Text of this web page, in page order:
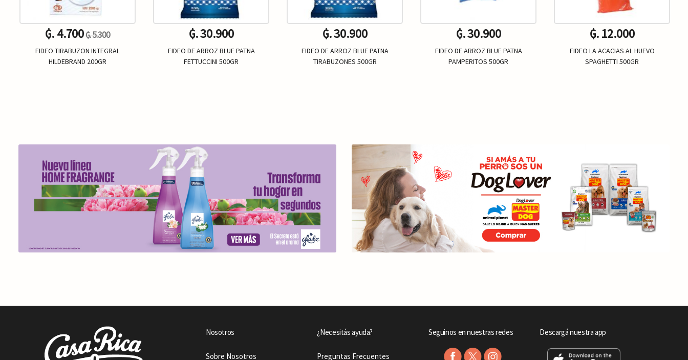
₲. 4.700₲. 5.300
FIDEO TIRABUZON INTEGRAL
HILDEBRAND 200GR
₲. 30.900
FIDEO DE ARROZ BLUE PATNA
FETTUCCINI 500GR
₲. 30.900
FIDEO DE ARROZ BLUE PATNA
TIRABUZONES 500GR
₲. 30.900
FIDEO DE ARROZ BLUE PATNA
PAMPERITOS 500GR
₲. 12.000
FIDEO LA ACACIAS AL HUEVO
SPAGHETTI 500GR
Nosotros
Sobre Nosotros
¿Necesitás ayuda?
Preguntas Frecuentes
Seguinos en nuestras redes Descargá nuestra app